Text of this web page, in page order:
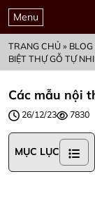
Menu
TRANG CHỦ » BLOG
BIỆT THỰ GỖ TỰ
Các mẫu nội
26/12/23 7830
MỤC LỤC